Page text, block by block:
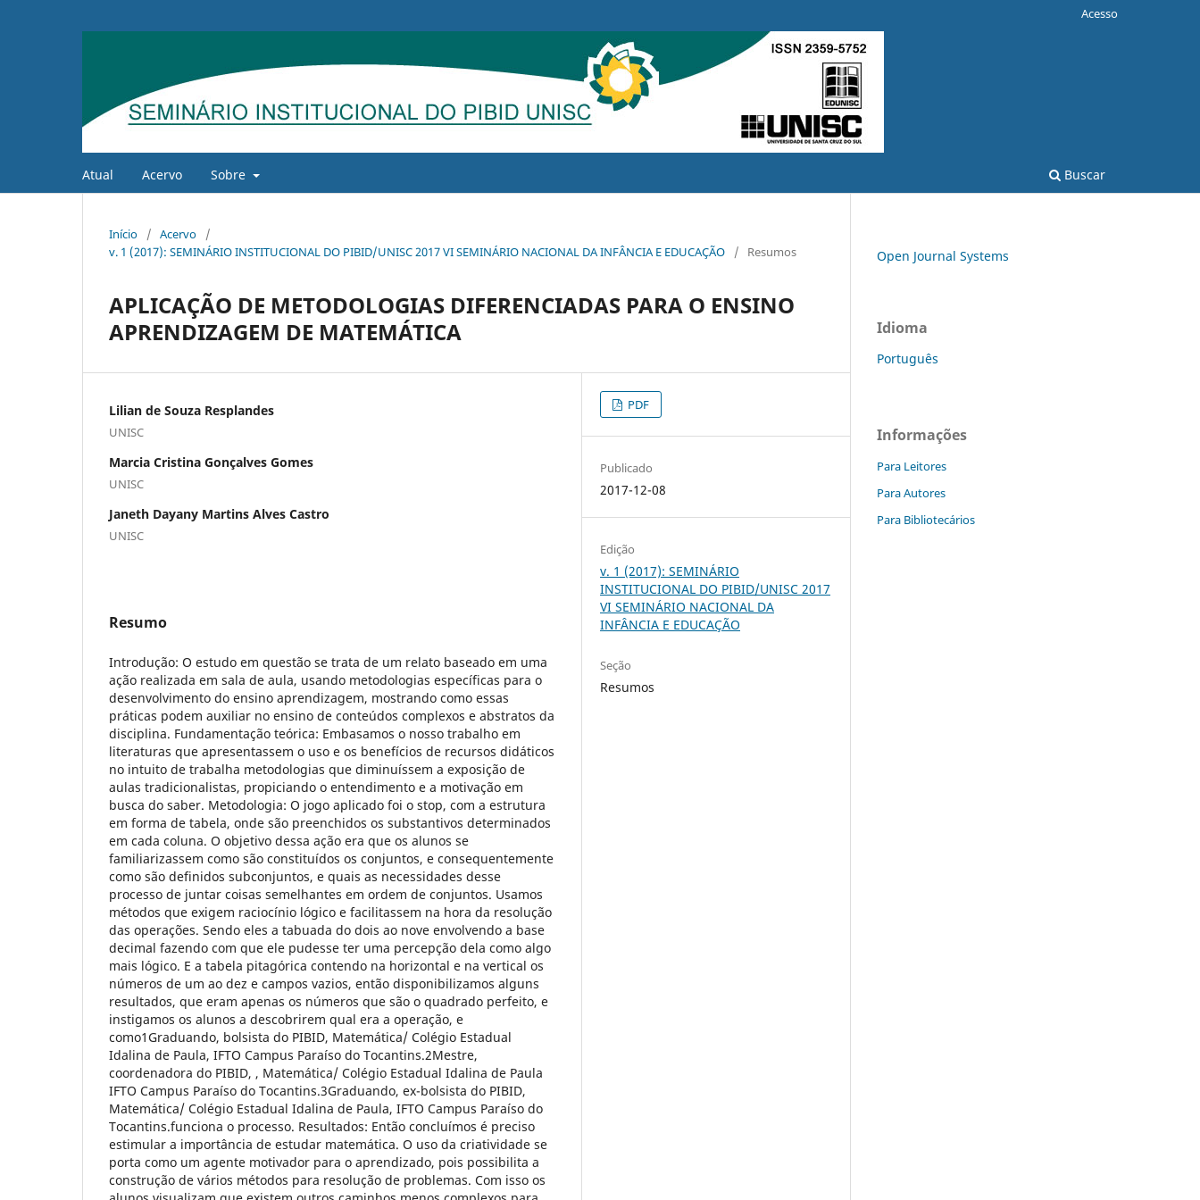
Atual Acervo Sobre Buscar
Acesso
Início / Acervo
/
v. 1 (2017): SEMINÁRIO INSTITUCIONAL DO PIBID/UNISC 2017 VI SEMINÁRIO NACIONAL DA INFÂNCIA E EDUCAÇÃO
/ Resumos
APLICAÇÃO DE METODOLOGIAS DIFERENCIADAS PARA O ENSINO
APRENDIZAGEM DE MATEMÁTICA
Lilian de Souza Resplandes
UNISC
Marcia Cristina Gonçalves Gomes
UNISC
Janeth Dayany Martins Alves Castro
UNISC
Resumo
Introdução: O estudo em questão se trata de um relato baseado em uma
ação realizada em sala de aula, usando metodologias específicas para o
desenvolvimento do ensino aprendizagem, mostrando como essas
práticas podem auxiliar no ensino de conteúdos complexos e abstratos da
disciplina. Fundamentação teórica: Embasamos o nosso trabalho em
literaturas que apresentassem o uso e os benefícios de recursos didáticos
no intuito de trabalha metodologias que diminuíssem a exposição de
aulas tradicionalistas, propiciando o entendimento e a motivação em
busca do saber. Metodologia: O jogo aplicado foi o stop, com a estrutura
em forma de tabela, onde são preenchidos os substantivos determinados
em cada coluna. O objetivo dessa ação era que os alunos se
familiarizassem como são constituídos os conjuntos, e consequentemente
como são definidos subconjuntos, e quais as necessidades desse
processo de juntar coisas semelhantes em ordem de conjuntos. Usamos
métodos que exigem raciocínio lógico e facilitassem na hora da resolução
das operações. Sendo eles a tabuada do dois ao nove envolvendo a base
decimal fazendo com que ele pudesse ter uma percepção dela como algo
mais lógico. E a tabela pitagórica contendo na horizontal e na vertical os
números de um ao dez e campos vazios, então disponibilizamos alguns
resultados, que eram apenas os números que são o quadrado perfeito, e
instigamos os alunos a descobrirem qual era a operação, e
como1Graduando, bolsista do PIBID, Matemática/ Colégio Estadual
Idalina de Paula, IFTO Campus Paraíso do Tocantins.2Mestre,
coordenadora do PIBID, , Matemática/ Colégio Estadual Idalina de Paula
IFTO Campus Paraíso do Tocantins.3Graduando, ex-bolsista do PIBID,
Matemática/ Colégio Estadual Idalina de Paula, IFTO Campus Paraíso do
Tocantins.funciona o processo. Resultados: Então concluímos é preciso
estimular a importância de estudar matemática. O uso da criatividade se
porta como um agente motivador para o aprendizado, pois possibilita a
construção de vários métodos para resolução de problemas. Com isso os
PDF
Publicado
2017-12-08
Edição
v. 1 (2017): SEMINÁRIO
INSTITUCIONAL DO PIBID/UNISC 2017
VI SEMINÁRIO NACIONAL DA
INFÂNCIA E EDUCAÇÃO
Seção
Resumos
Open Journal Systems
Idioma
Português
Informações
Para Leitores
Para Autores
Para Bibliotecários